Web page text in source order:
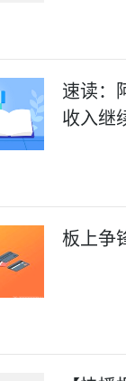
速读：
收入继
板上争